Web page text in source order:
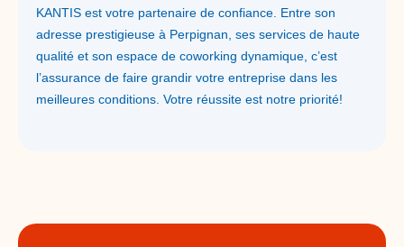
KANTIS est votre partenaire de confiance. Entre son
adresse prestigieuse à Perpignan, ses services de haute
qualité et son espace de coworking dynamique, c’est
l’assurance de faire grandir votre entreprise dans les
meilleures conditions. Votre réussite est notre priorité!